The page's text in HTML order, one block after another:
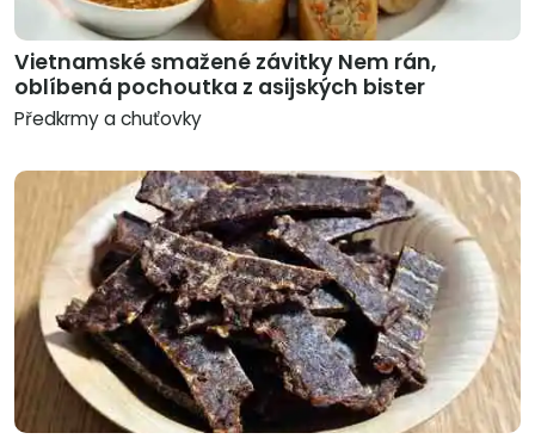
Vietnamské smažené závitky Nem rán,
oblíbená pochoutka z asijských bister
Předkrmy a chuťovky